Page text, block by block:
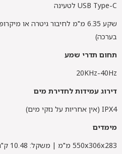
USB Type-C לטעינה
שקע 6.35 מ"מ לחיבור גיטרה או
בערכה)
תחום תדרי שמע
20KHz-40Hz
דירוג עמידות לחדירת מים
IPX4 (אין אחריות על נזקי מים)
מימדים
550x306x283 מ"מ | משקל: 10.48 ק"ג (ללא מיקרופונים)